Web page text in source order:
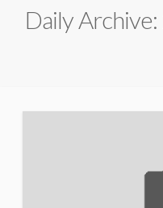
Daily Archive: